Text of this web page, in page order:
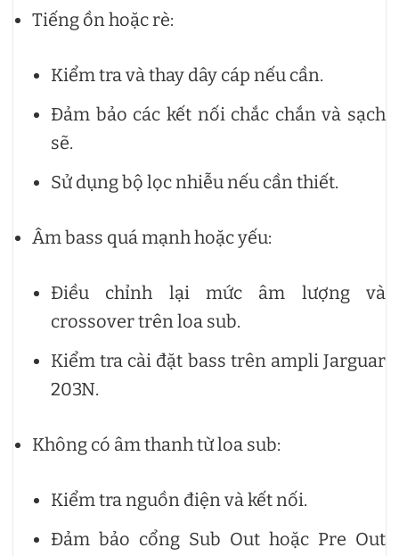
Tiếng ồn hoặc rè:
Kiểm tra và thay dây cáp nếu cần.
Đảm bảo các kết nối chắc chắn và sạch
sẽ.
Sử dụng bộ lọc nhiễu nếu cần thiết.
Âm bass quá mạnh hoặc yếu:
Điều chỉnh lại mức âm lượng và
crossover trên loa sub.
Kiểm tra cài đặt bass trên ampli Jarguar
203N.
Không có âm thanh từ loa sub:
Kiểm tra nguồn điện và kết nối.
Đảm bảo cổng Sub Out hoặc Pre Out